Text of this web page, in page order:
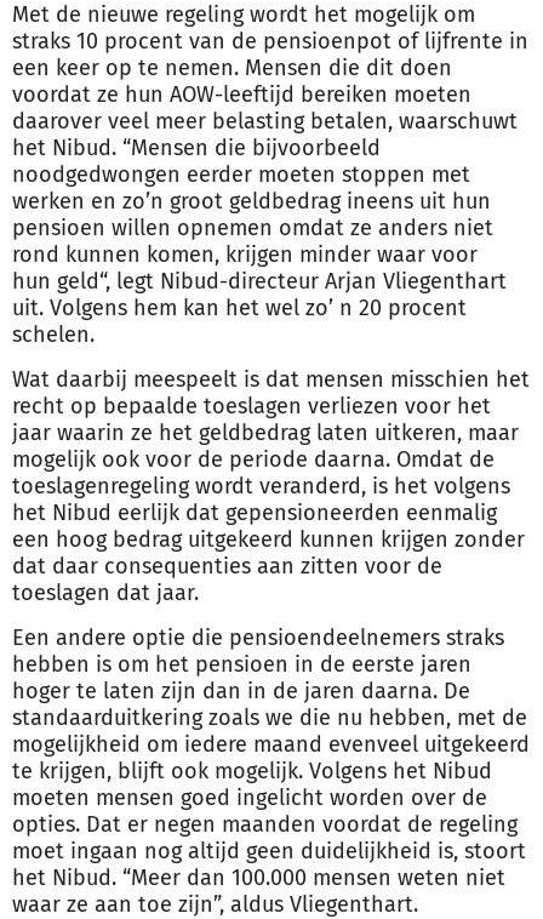
Met de nieuwe regeling wordt het mogelijk om
straks 10 procent van de pensioenpot of lijfrente in
een keer op te nemen. Mensen die dit doen
voordat ze hun AOW-leeftijd bereiken moeten
daarover veel meer belasting betalen, waarschuwt
het Nibud. “Mensen die bijvoorbeeld
noodgedwongen eerder moeten stoppen met
werken en zo’n groot geldbedrag ineens uit hun
pensioen willen opnemen omdat ze anders niet
rond kunnen komen, krijgen minder waar voor
hun geld“, legt Nibud-directeur Arjan Vliegenthart
uit. Volgens hem kan het wel zo’ n 20 procent
schelen.
Wat daarbij meespeelt is dat mensen misschien het
recht op bepaalde toeslagen verliezen voor het
jaar waarin ze het geldbedrag laten uitkeren, maar
mogelijk ook voor de periode daarna. Omdat de
toeslagenregeling wordt veranderd, is het volgens
het Nibud eerlijk dat gepensioneerden eenmalig
een hoog bedrag uitgekeerd kunnen krijgen zonder
dat daar consequenties aan zitten voor de
toeslagen dat jaar.
Een andere optie die pensioendeelnemers straks
hebben is om het pensioen in de eerste jaren
hoger te laten zijn dan in de jaren daarna. De
standaarduitkering zoals we die nu hebben, met de
mogelijkheid om iedere maand evenveel uitgekeerd
te krijgen, blijft ook mogelijk. Volgens het Nibud
moeten mensen goed ingelicht worden over de
opties. Dat er negen maanden voordat de regeling
moet ingaan nog altijd geen duidelijkheid is, stoort
het Nibud. “Meer dan 100.000 mensen weten niet
waar ze aan toe zijn”, aldus Vliegenthart.